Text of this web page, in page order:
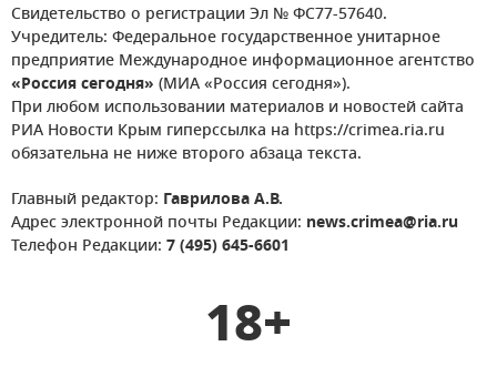
Свидетельство о регистрации Эл № ФС77-57640.
Учредитель: Федеральное государственное унитарное
предприятие Международное информационное агентство
«Россия сегодня» (МИА «Россия сегодня»).
При любом использовании материалов и новостей сайта
РИА Новости Крым гиперссылка на https://crimea.ria.ru
обязательна не ниже второго абзаца текста.
Главный редактор: Гаврилова А.В.
Адрес электронной почты Редакции: news.crimea@ria.ru
Телефон Редакции: 7 (495) 645-6601
18+